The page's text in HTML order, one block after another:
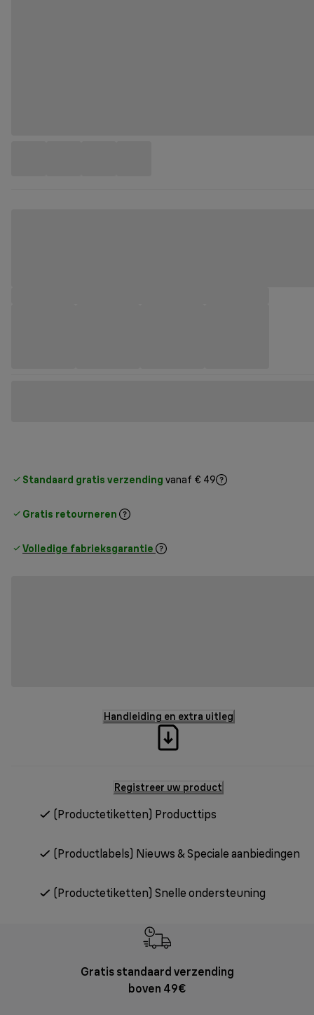
Standaard gratis verzending vanaf € 49
Gratis retourneren
Volledige fabrieksgarantie
Handleiding en extra uitleg
Registreer uw product
(Productetiketten) Producttips
(Productlabels) Nieuws & Speciale aanbiedingen
(Productetiketten) Snelle ondersteuning
Gratis standaard verzending
boven 49€